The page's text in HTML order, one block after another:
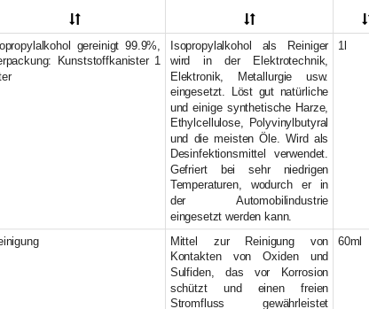
(1)
(1)
gereinigt 99.9%,
Kunststoffkanister 1
Isopropylalkohol als Reiniger
wird in der Elektrotechnik,
Elektronik, Metallurgie usw.
eingesetzt. Löst gut natürliche
und einige synthetische Harze,
Ethylcellulose, Polyvinylbutyral
und die meisten Öle. Wird als
Desinfektionsmittel verwendet.
Gefriert bei sehr niedrigen
Temperaturen, wodurch er in
der Automobilindustrie
eingesetzt werden kann.
1l
Mittel zur Reinigung von
Kontakten von Oxiden und
Sulfiden, das vor Korrosion
schützt und einen freien
Stromfluss gewährleistet
60ml